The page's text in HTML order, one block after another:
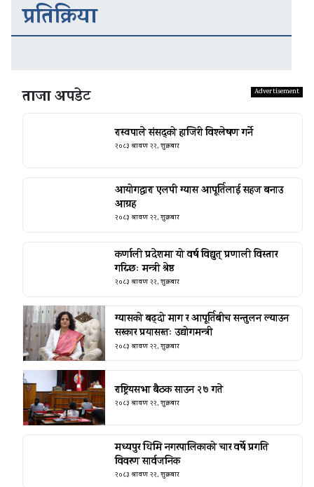
प्रतिक्रिया
ताजा अपडेट
रास्वपाले संसद्को हाजिरी विश्लेषण गर्ने
२०८३ श्रावण २२, शुक्रबार
आयोगद्वारा एलपी ग्यास आपूर्तिलाई सहज बनाउ
आग्रह
२०८३ श्रावण २२, शुक्रबार
कर्णाली प्रदेशमा यो वर्ष विद्युत् प्रणाली विस्तार
गरिन्छः मन्त्री श्रेष्ठ
२०८३ श्रावण २२, शुक्रबार
ग्यासको बढ्दो माग र आपूर्तिबीच सन्तुलन ल्याउन
सरकार प्रयासरतः उद्योगमन्त्री
२०८३ श्रावण २२, शुक्रबार
राष्ट्रियसभा बैठक साउन २७ गते
२०८३ श्रावण २२, शुक्रबार
मध्यपुर थिमि नगरपालिकाको चार वर्षे प्रगति
विवरण सार्वजनिक
२०८३ श्रावण २२, शुक्रबार